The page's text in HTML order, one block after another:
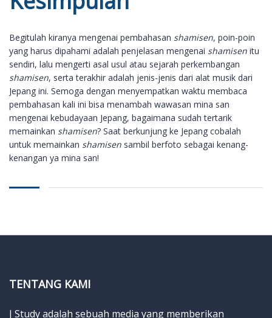
Begitulah kiranya mengenai pembahasan shamisen, poin-poin
yang harus dipahami adalah penjelasan mengenai shamisen itu
sendiri, lalu mengerti asal usul atau sejarah perkembangan
shamisen, serta terakhir adalah jenis-jenis dari alat musik dari
Jepang ini. Semoga dengan menyempatkan waktu membaca
pembahasan kali ini bisa menambah wawasan mina san
mengenai kebudayaan Jepang, bagaimana sudah tertarik
memainkan shamisen? Saat berkunjung ke Jepang cobalah
untuk memainkan shamisen sambil berfoto sebagai kenang-
kenangan ya mina san!
TENTANG KAMI
J Study adalah sebuah media yang memberikan